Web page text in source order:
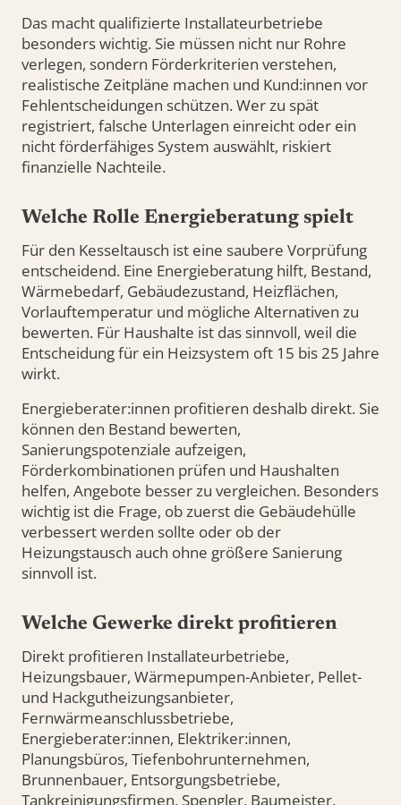
Das macht qualifizierte Installateurbetriebe
besonders wichtig. Sie müssen nicht nur Rohre
verlegen, sondern Förderkriterien verstehen,
realistische Zeitpläne machen und Kund:innen vor
Fehlentscheidungen schützen. Wer zu spät
registriert, falsche Unterlagen einreicht oder ein
nicht förderfähiges System auswählt, riskiert
finanzielle Nachteile.
Welche Rolle Energieberatung spielt
Für den Kesseltausch ist eine saubere Vorprüfung
entscheidend. Eine Energieberatung hilft, Bestand,
Wärmebedarf, Gebäudezustand, Heizflächen,
Vorlauftemperatur und mögliche Alternativen zu
bewerten. Für Haushalte ist das sinnvoll, weil die
Entscheidung für ein Heizsystem oft 15 bis 25 Jahre
wirkt.
Energieberater:innen profitieren deshalb direkt. Sie
können den Bestand bewerten,
Sanierungspotenziale aufzeigen,
Förderkombinationen prüfen und Haushalten
helfen, Angebote besser zu vergleichen. Besonders
wichtig ist die Frage, ob zuerst die Gebäudehülle
verbessert werden sollte oder ob der
Heizungstausch auch ohne größere Sanierung
sinnvoll ist.
Welche Gewerke direkt profitieren
Direkt profitieren Installateurbetriebe,
Heizungsbauer, Wärmepumpen-Anbieter, Pellet-
und Hackgutheizungsanbieter,
Fernwärmeanschlussbetriebe,
Energieberater:innen, Elektriker:innen,
Planungsbüros, Tiefenbohrunternehmen,
Brunnenbauer, Entsorgungsbetriebe,
Tankreinigungsfirmen, Spengler, Baumeister,